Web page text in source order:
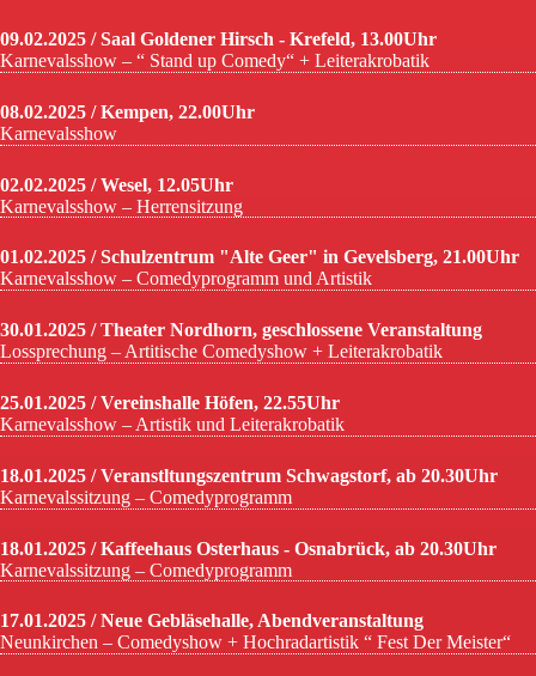
09.02.2025 / Saal Goldener Hirsch - Krefeld, 13.00Uhr
Karnevalsshow – “ Stand up Comedy“ + Leiterakrobatik
08.02.2025 / Kempen, 22.00Uhr
Karnevalsshow
02.02.2025 / Wesel, 12.05Uhr
Karnevalsshow – Herrensitzung
01.02.2025 / Schulzentrum "Alte Geer" in Gevelsberg, 21.00Uhr
Karnevalsshow – Comedyprogramm und Artistik
30.01.2025 / Theater Nordhorn, geschlossene Veranstaltung
Lossprechung – Artitische Comedyshow + Leiterakrobatik
25.01.2025 / Vereinshalle Höfen, 22.55Uhr
Karnevalsshow – Artistik und Leiterakrobatik
18.01.2025 / Veranstltungszentrum Schwagstorf, ab 20.30Uhr
Karnevalssitzung – Comedyprogramm
18.01.2025 / Kaffeehaus Osterhaus - Osnabrück, ab 20.30Uhr
Karnevalssitzung – Comedyprogramm
17.01.2025 / Neue Gebläsehalle, Abendveranstaltung
Neunkirchen – Comedyshow + Hochradartistik “ Fest Der Meister“